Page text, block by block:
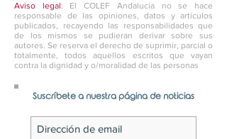
Aviso legal: El COLEF Andalucía no se hace
responsable de las opiniones, datos y artículos
publicados, recayendo las responsabilidades que
de los mismos se pudieran derivar sobre sus
autores. Se reserva el derecho de suprimir, parcial o
totalmente, todos aquellos escritos que vayan
contra la dignidad y o/moralidad de las personas
Suscríbete a nuestra página de noticias